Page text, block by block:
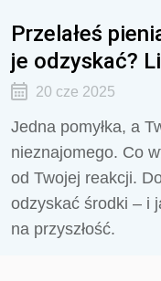
Przelałeś
je odzyskać?
20 cze 2025
Jedna pomyłka, a
nieznajomego. Co
od Twojej reakcji.
odzyskać środki – i
na przyszłość.